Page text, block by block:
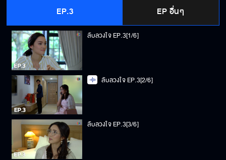
EP.3 EP อื่นๆ
ลับลวงใจ EP.3[1/6]
ลับลวงใจ EP.3[2/6]
ลับลวงใจ EP.3[3/6]